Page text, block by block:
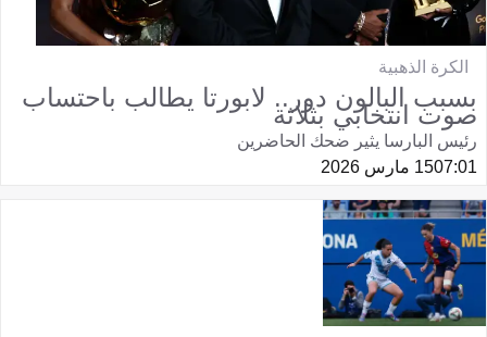
الكرة الذهبية
بسبب البالون دور.. لابورتا يطالب باحتساب
صوت انتخابي بثلاثة
رئيس البارسا يثير ضحك الحاضرين
07:0115 مارس 2026